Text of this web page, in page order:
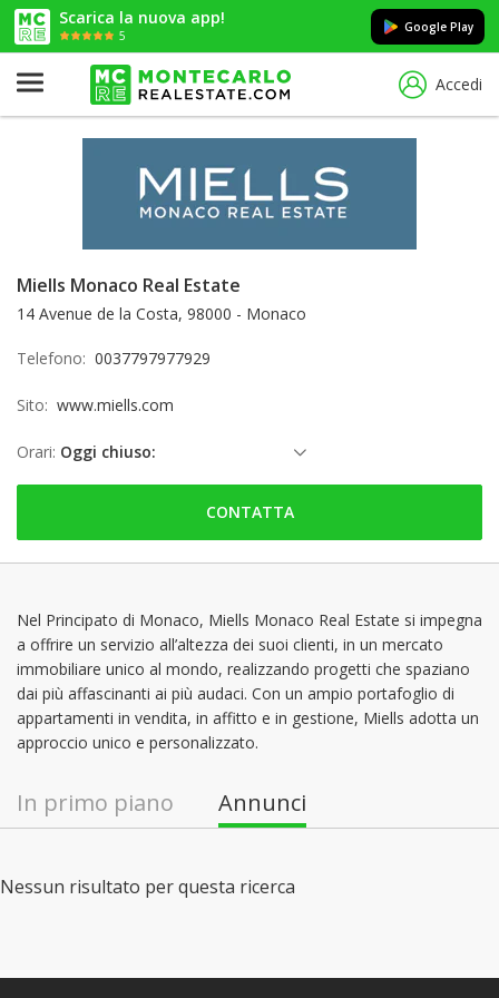
Scarica la nuova app!
5
Google Play
Accedi
Miells Monaco Real Estate
14 Avenue de la Costa, 98000 - Monaco
Telefono: 0037797977929
Sito: www.miells.com
Orari: Oggi chiuso:
domenica: Chiuso
giovedì: 09:00 - 18:30
venerdì: 09:00 - 18:30
sabato: Chiuso
CONTATTA
Nel Principato di Monaco, Miells Monaco Real Estate si impegna
a offrire un servizio all’altezza dei suoi clienti, in un mercato
immobiliare unico al mondo, realizzando progetti che spaziano
dai più affascinanti ai più audaci. Con un ampio portafoglio di
appartamenti in vendita, in affitto e in gestione, Miells adotta un
approccio unico e personalizzato.
In primo piano Annunci
Nessun risultato per questa ricerca